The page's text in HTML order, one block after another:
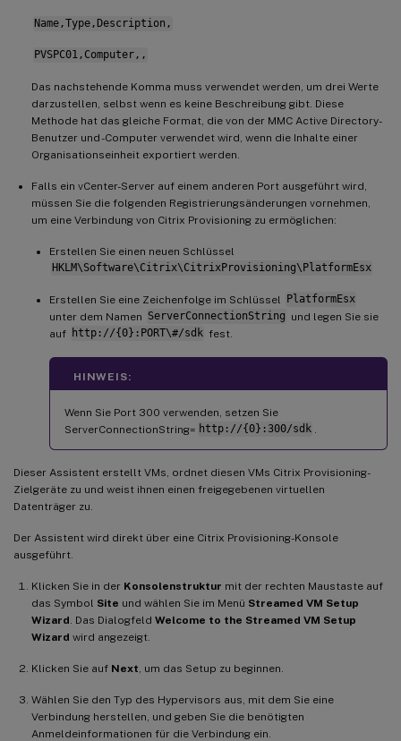
Name,Type,Description,
PVSPC01,Computer,,
Das nachstehende Komma muss verwendet werden, um drei Werte
darzustellen, selbst wenn es keine Beschreibung gibt. Diese
Methode hat das gleiche Format, die von der MMC Active Directory-
Benutzer und -Computer verwendet wird, wenn die Inhalte einer
Organisationseinheit exportiert werden.
Falls ein vCenter-Server auf einem anderen Port ausgeführt wird,
müssen Sie die folgenden Registrierungsänderungen vornehmen,
um eine Verbindung von Citrix Provisioning zu ermöglichen:
Erstellen Sie einen neuen Schlüssel
HKLM\Software\Citrix\CitrixProvisioning\PlatformEsx
Erstellen Sie eine Zeichenfolge im Schlüssel
PlatformEsx
unter dem Namen ServerConnectionString und legen Sie sie
auf http://{0}:PORT\#/sdk fest.
HINWEIS:
Wenn Sie Port 300 verwenden, setzen Sie
ServerConnectionString= http://{0}:300/sdk
Dieser Assistent erstellt VMs, ordnet diesen VMs Citrix Provisioning-
Zielgeräte zu und weist ihnen einen freigegebenen virtuellen
Datenträger zu.
Der Assistent wird direkt über eine Citrix Provisioning-Konsole
ausgeführt.
Klicken Sie in der Konsolenstruktur mit der rechten Maustaste auf
das Symbol Site und wählen Sie im Menü Streamed VM Setup
Wizard . Das Dialogfeld Welcome to the Streamed VM Setup
Wizard wird angezeigt.
Klicken Sie auf Next , um das Setup zu beginnen.
Wählen Sie den Typ des Hypervisors aus, mit dem Sie eine
Verbindung herstellen, und geben Sie die benötigten
Anmeldeinformationen für die Verbindung ein.